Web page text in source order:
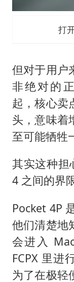
打
但对于用户
非绝对的
起，核心卖
头，意味着
至可能牺牲
其实这种担
4 之间的界限
Pocket 4P
他们清楚地
会进入
FCPX 里进
为了在极轻